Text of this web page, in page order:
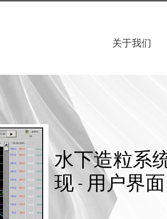
关于我们
水下造粒系
现 - 用户界面